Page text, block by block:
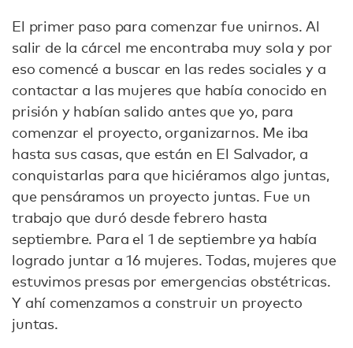
El primer paso para comenzar fue unirnos. Al
salir de la cárcel me encontraba muy sola y por
eso comencé a buscar en las redes sociales y a
contactar a las mujeres que había conocido en
prisión y habían salido antes que yo, para
comenzar el proyecto, organizarnos. Me iba
hasta sus casas, que están en El Salvador, a
conquistarlas para que hiciéramos algo juntas,
que pensáramos un proyecto juntas. Fue un
trabajo que duró desde febrero hasta
septiembre. Para el 1 de septiembre ya había
logrado juntar a 16 mujeres. Todas, mujeres que
estuvimos presas por emergencias obstétricas.
Y ahí comenzamos a construir un proyecto
juntas.